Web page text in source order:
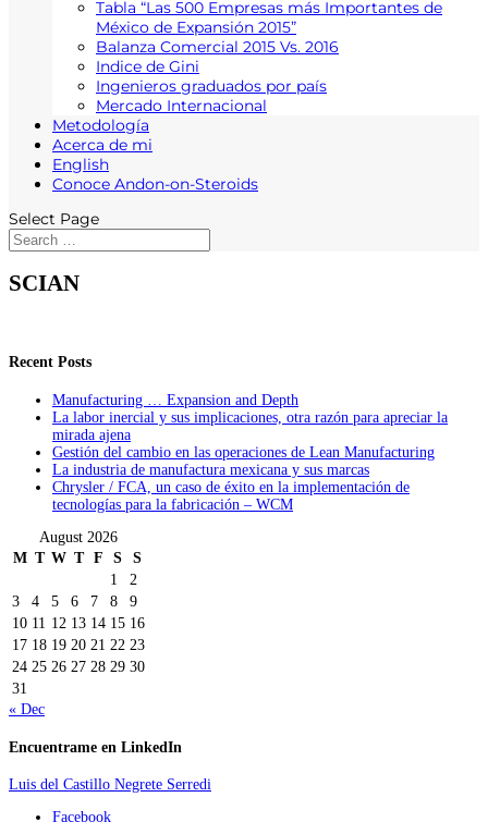
Tabla “Las 500 Empresas más Importantes de
México de Expansión 2015”
Balanza Comercial 2015 Vs. 2016
Indice de Gini
Ingenieros graduados por país
Mercado Internacional
Metodología
Acerca de mi
English
Conoce Andon-on-Steroids
Select Page
SCIAN
Recent Posts
Manufacturing … Expansion and Depth
La labor inercial y sus implicaciones, otra razón para apreciar la
mirada ajena
Gestión del cambio en las operaciones de Lean Manufacturing
La industria de manufactura mexicana y sus marcas
Chrysler / FCA, un caso de éxito en la implementación de
tecnologías para la fabricación – WCM
August 2026
M T W T F S
S
1
2
3
4 5 6 7 8
9
10 11 12 13 14 15 16
17 18 19 20 21 22 23
24 25 26 27 28 29 30
31
« Dec
Encuentrame en LinkedIn
Luis del Castillo Negrete Serredi
Facebook